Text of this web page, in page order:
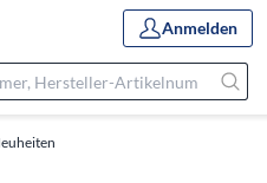
Anmelden